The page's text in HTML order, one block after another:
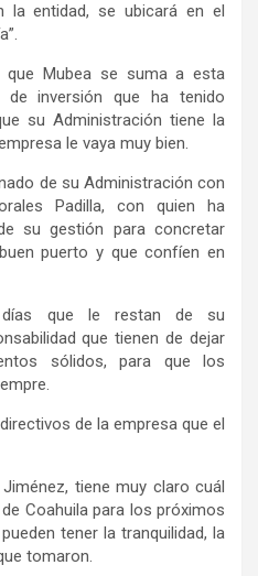
la entidad, se ubicará en el
que Mubea se suma a esta
de inversión que ha tenido
su Administración tiene la
le vaya muy bien.
de su Administración con
Padilla, con quien ha
su gestión para concretar
puerto y que confíen en
que le restan de su
que tienen de dejar
sólidos, para que los
de la empresa que el
tiene muy claro cuál
Coahuila para los próximos
tener la tranquilidad, la
tomaron.